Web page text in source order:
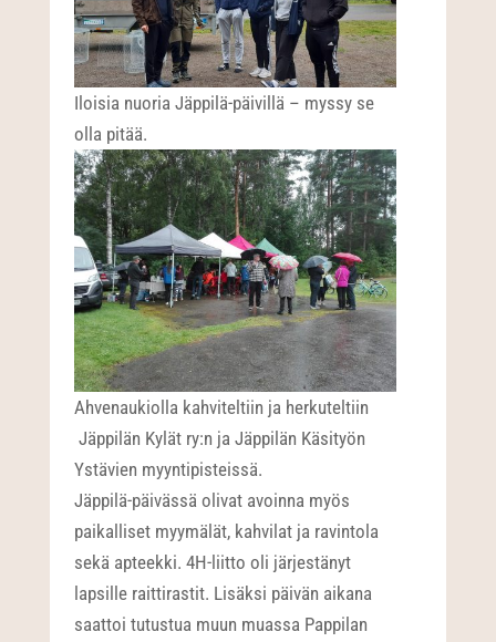
Iloisia nuoria Jäppilä-päivillä – myssy se
olla pitää.
Ahvenaukiolla kahviteltiin ja herkuteltiin
Jäppilän Kylät ry:n ja Jäppilän Käsityön
Ystävien myyntipisteissä.
Jäppilä-päivässä olivat avoinna myös
paikalliset myymälät, kahvilat ja ravintola
sekä apteekki. 4H-liitto oli järjestänyt
lapsille raittirastit. Lisäksi päivän aikana
saattoi tutustua muun muassa Pappilan